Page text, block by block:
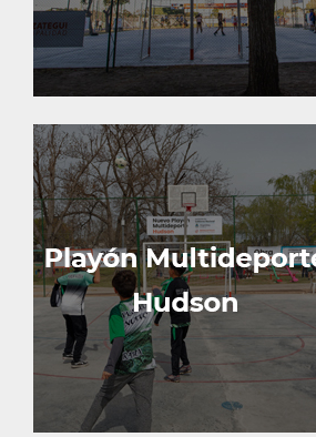
Calle 5 y 151.
Se trata de un espacio de 19 x 32
metros que tiene arcos de fútbol,
aros de básquet, cancha de vóley
y redes, además de cerco
perimetral e iluminación.
Calle 166 y 66.